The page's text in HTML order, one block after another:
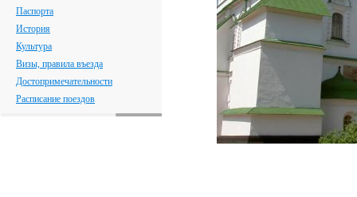
Паспорта
История
Культура
Визы, правила въезда
Достопримечательности
Расписание поездов